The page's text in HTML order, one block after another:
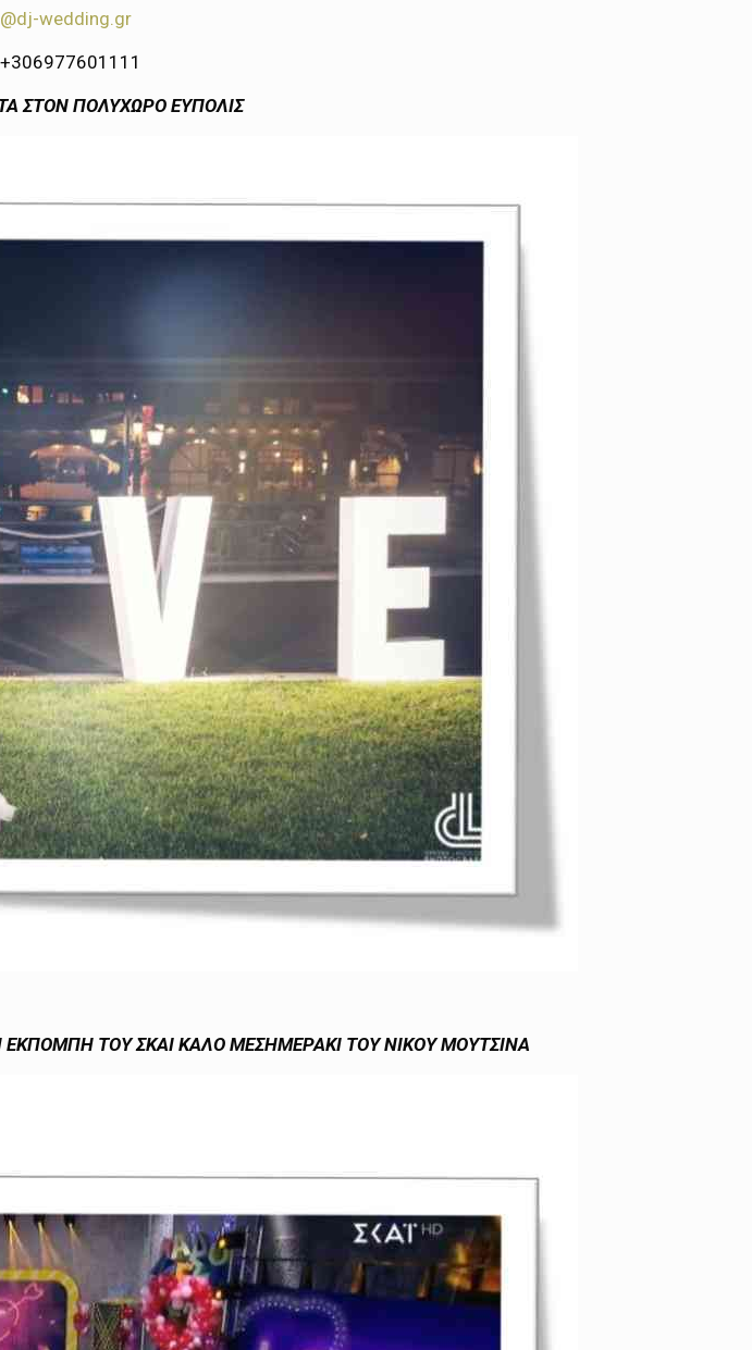
wedding.gr
ΣΤΟΝ ΠΟΛΥΧΩΡΟ ΕΥΠΟΛΙΣ
ΤΟΥ ΣΚΑΙ ΚΑΛΟ ΜΕΣΗΜΕΡΑΚΙ ΤΟΥ ΝΙΚΟΥ ΜΟΥΤΣΙΝΑ